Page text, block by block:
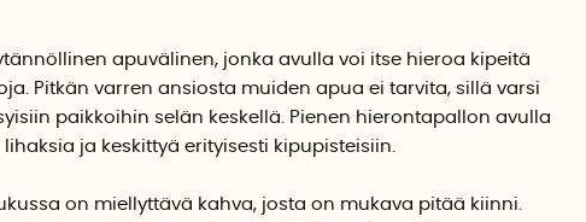
apuvälinen, jonka avulla voi itse hieroa kipeitä
Pitkän varren ansiosta muiden apua ei tarvita, sillä varsi
paikkoihin selän keskellä. Pienen hierontapallon avulla
ja keskittyä erityisesti kipupisteisiin.
on miellyttävä kahva, josta on mukava pitää kiinni.